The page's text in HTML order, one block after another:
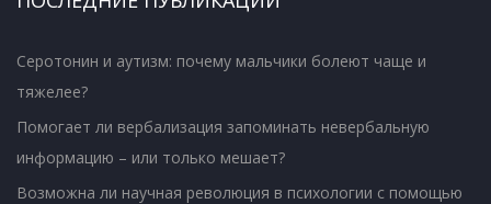
Серотонин и аутизм: почему мальчики болеют чаще и
тяжелее?
Помогает ли вербализация запоминать невербальную
информацию – или только мешает?
Возможна ли научная революция в психологии с помощью